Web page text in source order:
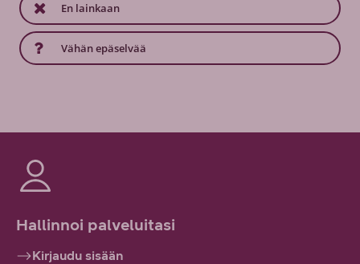
En lainkaan
Vähän epäselvää
Hallinnoi palveluitasi
Kirjaudu sisään